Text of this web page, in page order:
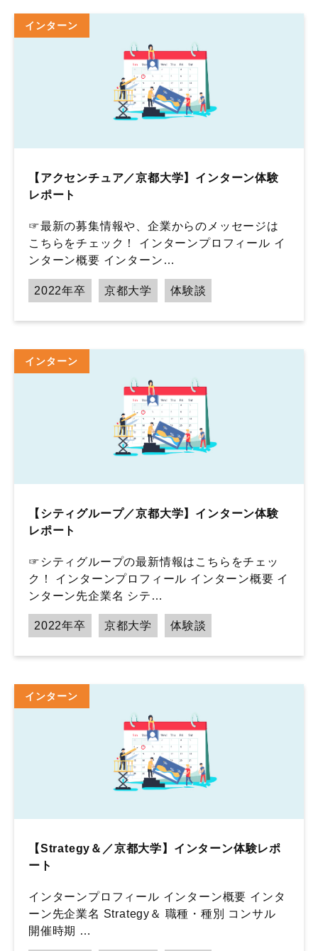
インターン
【アクセンチュア／京都大学】インターン体験
レポート
☞最新の募集情報や、企業からのメッセージは
こちらをチェック！ インターンプロフィール イ
ンターン概要 インターン…
2022年卒 京都大学 体験談
インターン
【シティグループ／京都大学】インターン体験
レポート
☞シティグループの最新情報はこちらをチェッ
ク！ インターンプロフィール インターン概要 イ
ンターン先企業名 シテ…
2022年卒 京都大学 体験談
インターン
【Strategy＆／京都大学】インターン体験レポ
ート
インターンプロフィール インターン概要 インタ
ーン先企業名 Strategy＆ 職種・種別 コンサル
開催時期 …